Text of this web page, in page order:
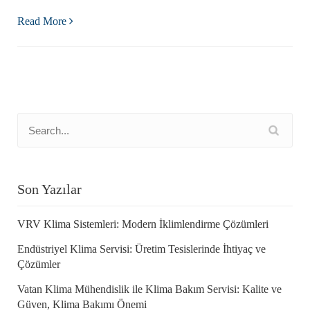
Read More
Son Yazılar
VRV Klima Sistemleri: Modern İklimlendirme Çözümleri
Endüstriyel Klima Servisi: Üretim Tesislerinde İhtiyaç ve
Çözümler
Vatan Klima Mühendislik ile Klima Bakım Servisi: Kalite ve
Güven, Klima Bakımı Önemi